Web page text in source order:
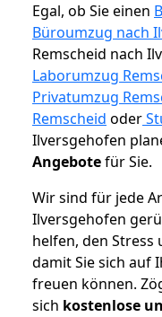
Egal, ob Sie einen
Büroumzug nach
Remscheid nach
Laborumzug
Privatumzug
Remscheid oder
Ilversgehofen
Angebotefür Sie.
Wir sind für jede
Ilversgehofen
helfen, den Stress
damit Sie sich auf
freuen können.
sich kostenlose